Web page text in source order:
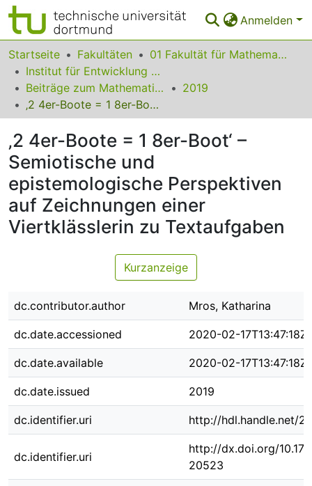
Anmelden
Bereiche & Sammlungen
Das gesamte Repositorium
Statistiken
FAQ
Leitlinien
Zurück zur Startseite
Startseite Fakultäten
01 Fakultät für Mathematik
Institut für Entwicklung und Erforschung des Mathematikunterrichts
Beiträge zum Mathematikunterricht
2019
‚2 4er-Boote = 1 8er-Boot‘ – Semiotische und epistemologische Perspektiven auf Zeichnungen einer Viertklässlerin zu Textaufgaben
‚2 4er-Boote = 1 8er-Boot‘ –
Semiotische und
epistemologische Perspektiven
auf Zeichnungen einer
Viertklässlerin zu Textaufgaben
Kurzanzeige
dc.contributor.author Mros, Katharina
dc.date.accessioned 2020-02-17T13:47:18Z
dc.date.available 2020-02-17T13:47:18Z
dc.date.issued 2019
dc.identifier.uri http://hdl.handle.net/
dc.identifier.uri
http://dx.doi.org/
20523